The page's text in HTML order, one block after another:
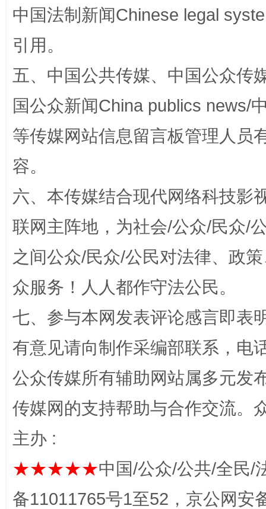
扯下公款旅游的“隐身衣” 如何以
“蜀中异人”王建安的艺术幻境
中国法制新闻Chinese legal
引用。
五、中国公共传媒、中国公众传
国公众新闻China publics news/
等传媒网站信息留言板管理人员
容。
六、本传媒结合现代网络科技影
联网主阵地，为社会/公众/民众/
之间公众/民众/公民对法律、政
众服务！人人都作守法公民。
七、参与本网发表评论感言即表
有意见请向制作采编部联系，电
公众传媒所有辅助网站属多元发
传媒网的支持帮助与合作交流。
主办 :
★★★★★中国/公众/公共/全民/
备11011765号1至52，京公网安